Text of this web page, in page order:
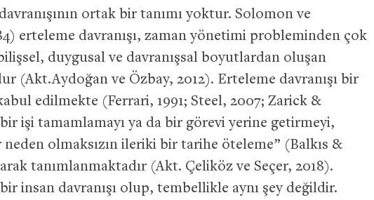
ortak bir tanımı yoktur. Solomon ve
erteleme davranışı, zaman yönetimi probleminden çok
duygusal ve davranışsal boyutlardan oluşan
(Akt.Aydoğan ve Özbay, 2012). Erteleme davranışı bir
edilmekte (Ferrari, 1991; Steel, 2007; Zarick &
işi tamamlamayı ya da bir görevi yerine getirmeyi,
neden olmaksızın ileriki bir tarihe öteleme” (Balkıs &
tanımlanmaktadır (Akt. Çeliköz ve Seçer, 2018).
insan davranışı olup, tembellikle aynı şey değildir.